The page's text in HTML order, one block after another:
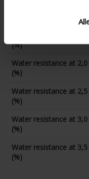
(%)
Water resistance at
(%)
Water resistance at
(%)
Water resistance at
(%)
Water resistance at
(%)